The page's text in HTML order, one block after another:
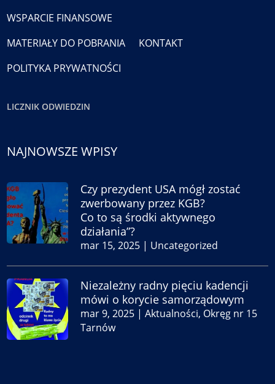
WSPARCIE FINANSOWE
MATERIAŁY DO POBRANIA
KONTAKT
POLITYKA PRYWATNOŚCI
LICZNIK ODWIEDZIN
NAJNOWSZE WPISY
Czy prezydent USA mógł zostać
zwerbowany przez KGB?
Co to są środki aktywnego
działania”?
mar 15, 2025 | Uncategorized
Niezależny radny pięciu kadencji
mówi o korycie samorządowym
mar 9, 2025 |Aktualności, Okręg nr 15
Tarnów